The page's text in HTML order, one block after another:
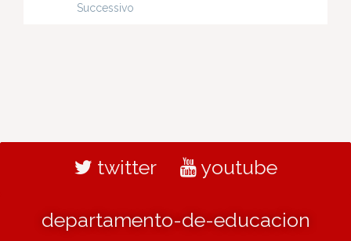
Successivo
twitter youtube
departamento-de-educacion